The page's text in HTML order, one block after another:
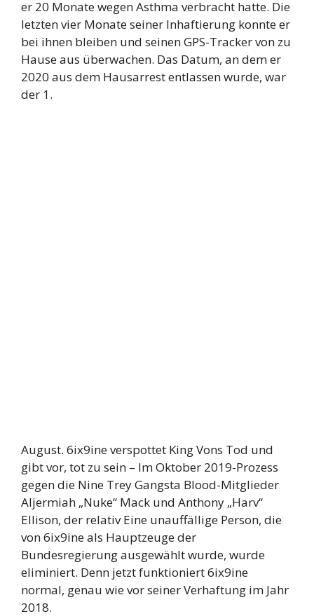
er 20 Monate wegen Asthma verbracht hatte. Die
letzten vier Monate seiner Inhaftierung konnte er
bei ihnen bleiben und seinen GPS-Tracker von zu
Hause aus überwachen. Das Datum, an dem er
2020 aus dem Hausarrest entlassen wurde, war
der 1.
August. 6ix9ine verspottet King Vons Tod und
gibt vor, tot zu sein – Im Oktober 2019-Prozess
gegen die Nine Trey Gangsta Blood-Mitglieder
Aljermiah „Nuke“ Mack und Anthony „Harv“
Ellison, der relativ Eine unauffällige Person, die
von 6ix9ine als Hauptzeuge der
Bundesregierung ausgewählt wurde, wurde
eliminiert. Denn jetzt funktioniert 6ix9ine
normal, genau wie vor seiner Verhaftung im Jahr
2018.